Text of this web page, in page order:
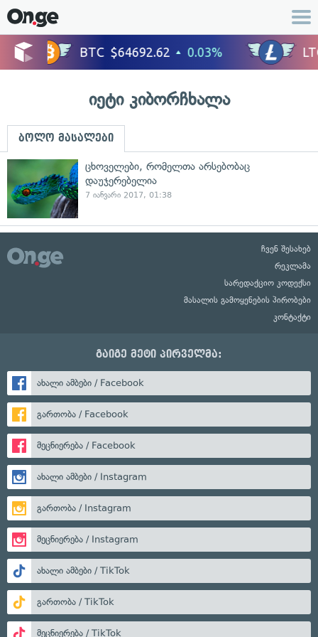
იეტი კიბორჩხალა
ბოლო მასალები
ცხოველები, რომელთა არსებობაც
დაუჯერებელია
7 იანვარი 2017, 01:38
ჩვენ შესახებ
რეკლამა
სარედაქციო კოდექსი
მასალის გამოყენების პირობები
კონტაქტი
გაიგე მეტი პირველმა:
ახალი ამბები / Facebook
გართობა / Facebook
მეცნიერება / Facebook
ახალი ამბები / Instagram
გართობა / Instagram
მეცნიერება / Instagram
ახალი ამბები / TikTok
გართობა / TikTok
მეცნიერება / TikTok